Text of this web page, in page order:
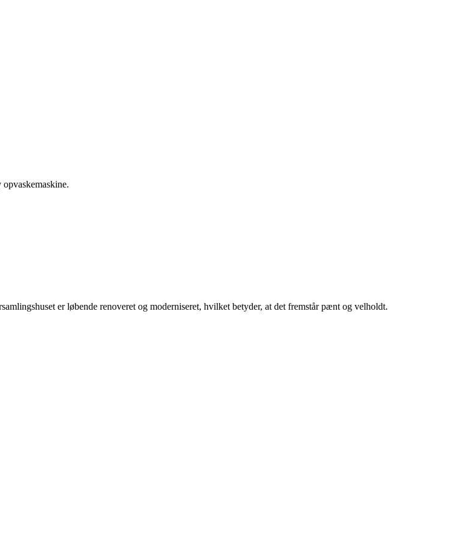
er løbende renoveret og moderniseret, hvilket betyder, at det fremstår pænt og velholdt.